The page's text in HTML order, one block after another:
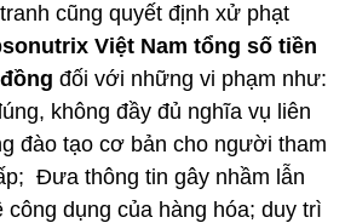
cũng quyết định xử phạt
Việt Nam tổng số tiền
đối với những vi phạm như:
không đầy đủ nghĩa vụ liên
đào tạo cơ bản cho người tham
Đưa thông tin gây nhầm lẫn
công dụng của hàng hóa; duy trì